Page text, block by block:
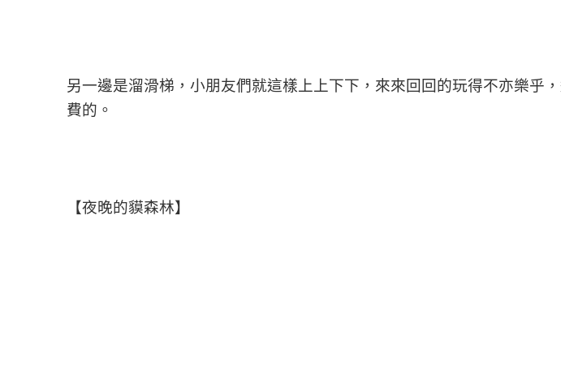
另一邊是溜滑梯，小朋友們就這樣上上下下，來來回回的玩得不亦樂乎
費的。
【夜晚的貘森林】